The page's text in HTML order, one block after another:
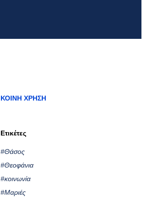
ΚΟΙΝΉ ΧΡΉΣΗ
Ετικέτες
#Θάσος
#Θεοφάνια
#κοινωνία
#Μαριές